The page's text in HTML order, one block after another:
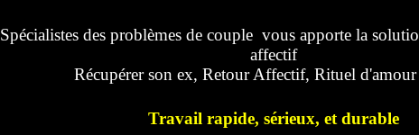
Spécialistes des problèmes de couple vous apporte la
affectif
Récupérer son ex, Retour Affectif, Rituel
Travail rapide, sérieux, et durable